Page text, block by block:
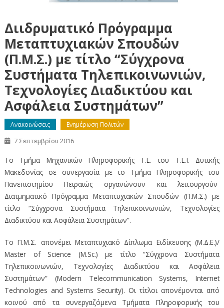
Διιδρυματικό Πρόγραμμα
Μεταπτυχιακών Σπουδών
(Π.Μ.Σ.) με τίτλο “Σύγχρονα
Συστήματα Τηλεπικοινωνιών,
Τεχνολογίες Διαδικτύου και
Ασφάλεια Συστημάτων”
Ανακοινώσεις Ενημέρωση Πολιτών
7 Σεπτεμβρίου 2016
Το Τμήμα Μηχανικών Πληροφορικής Τ.Ε. του Τ.Ε.Ι. Δυτικής
Μακεδονίας σε συνεργασία με το Τμήμα Πληροφορικής του
Πανεπιστημίου Πειραιώς οργανώνουν και λειτουργούν
Διατμηματικό Πρόγραμμα Μεταπτυχιακών Σπουδών (Π.Μ.Σ.) με
τίτλο “Σύγχρονα Συστήματα Τηλεπικοινωνιών, Τεχνολογίες
Διαδικτύου και Ασφάλεια Συστημάτων”.
Το Π.Μ.Σ. απονέμει Μεταπτυχιακό Δίπλωμα Ειδίκευσης (Μ.Δ.Ε.)/
Master of Science (M.Sc.) με τίτλο “Σύγχρονα Συστήματα
Τηλεπικοινωνιών, Τεχνολογίες Διαδικτύου και Ασφάλεια
Συστημάτων” (Modern Telecommunication Systems, Internet
Technologies and Systems Security). Οι τίτλοι απονέμονται από
κοινού από τα συνεργαζόμενα Τμήματα Πληροφορικής του